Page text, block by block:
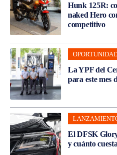
Hunk 125R:
naked Hero
competitivo
La YPF del
para este mes
El DFSK
y cuánto cuesta